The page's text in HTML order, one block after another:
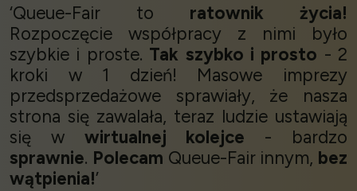
‘Queue-Fair to ratownik życia!
Rozpoczęcie współpracy z nimi było
szybkie i proste. Tak szybko i prosto - 2
kroki w 1 dzień! Masowe imprezy
przedsprzedażowe sprawiały, że nasza
strona się zawalała, teraz ludzie ustawiają
się w wirtualnej kolejce - bardzo
sprawnie. Polecam Queue-Fair innym, bez
wątpienia!’